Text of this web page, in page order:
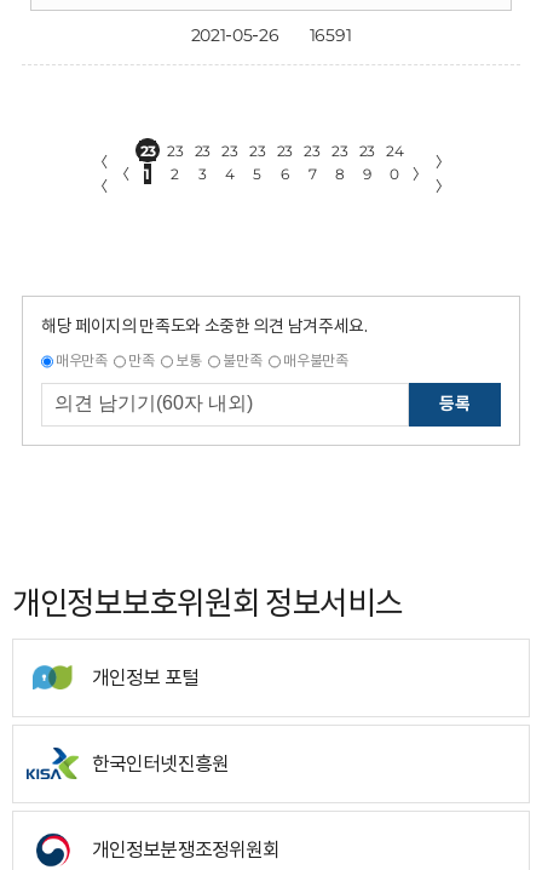
2021-05-26 16591
〈
〈
〈
23
1
23
2
23
3
23
4
23
5
23
6
23
7
23
8
23
9
24
0
〉
〉
〉
해당 페이지의 만족도와 소중한 의견 남겨주세요.
매우만족 만족 보통 불만족 매우불만족
등록
개인정보보호위원회 정보서비스
개인정보 포털
한국인터넷진흥원
개인정보분쟁조정위원회